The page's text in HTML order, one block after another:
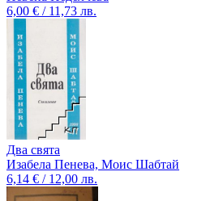
6,00 € / 11,73 лв.
Два свята
Изабела Пенева, Моис Шабтай
6,14 € / 12,00 лв.